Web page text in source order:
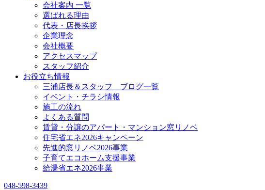
会社案内 一覧
選ばれる理由
代表・店長挨拶
企業理念
会社概要
アクセスマップ
スタッフ紹介
お役立ち情報
三浦店長＆スタッフ ブログ一覧
イベント・チラシ情報
施工の流れ
よくある質問
賃貸・分譲のアパート・マンション窓リノベ
住宅省エネ2026キャンペーン
先進的窓リノベ2026事業
子育てエコホーム支援事業
給湯省エネ2026事業
048-598-3439